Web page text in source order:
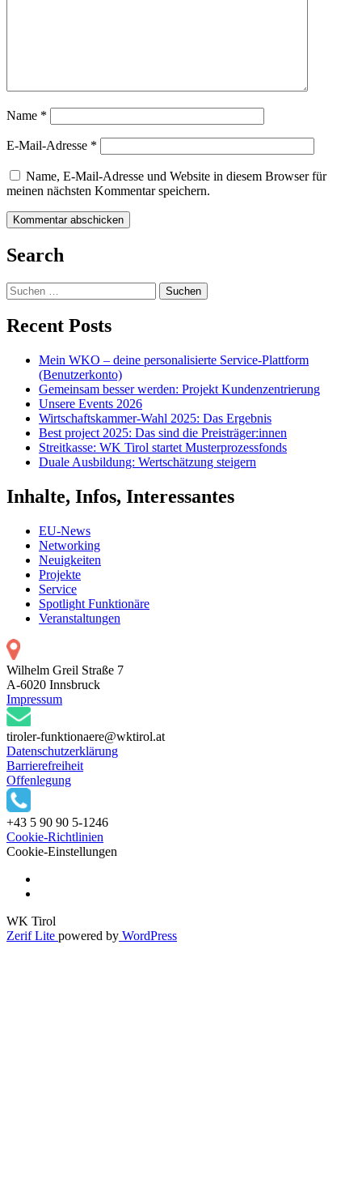
Name *
E-Mail-Adresse *
Name, E-Mail-Adresse und Website in diesem Browser für
meinen nächsten Kommentar speichern.
Search
Suchen
nach:
Recent Posts
Mein WKO – deine personalisierte Service-Plattform
(Benutzerkonto)
Gemeinsam besser werden: Projekt Kundenzentrierung
Unsere Events 2026
Wirtschaftskammer-Wahl 2025: Das Ergebnis
Best project 2025: Das sind die Preisträger:innen
Streitkasse: WK Tirol startet Musterprozessfonds
Duale Ausbildung: Wertschätzung steigern
Inhalte, Infos, Interessantes
EU-News
Networking
Neuigkeiten
Projekte
Service
Spotlight Funktionäre
Veranstaltungen
Wilhelm Greil Straße 7
A-6020 Innsbruck
Impressum
tiroler-funktionaere@wktirol.at
Datenschutzerklärung
Barrierefreiheit
Offenlegung
+43 5 90 90 5-1246
Cookie-Richtlinien
Cookie-Einstellungen
WK Tirol
Zerif Lite powered by WordPress